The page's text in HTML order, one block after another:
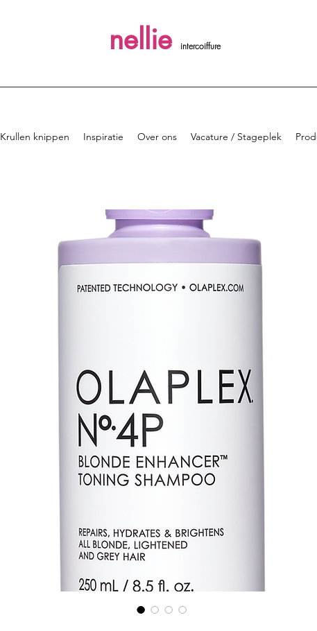
nellie intercoiffure
Krullen knippen Inspiratie Over ons Vacature / Stageplek